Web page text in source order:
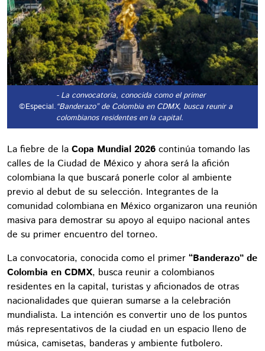
©Especial.
- La convocatoria, conocida como el primer
“Banderazo” de Colombia en CDMX, busca reunir a
colombianos residentes en la capital.
La fiebre de la Copa Mundial 2026 continúa tomando las
calles de la Ciudad de México y ahora será la afición
colombiana la que buscará ponerle color al ambiente
previo al debut de su selección. Integrantes de la
comunidad colombiana en México organizaron una reunión
masiva para demostrar su apoyo al equipo nacional antes
de su primer encuentro del torneo.
La convocatoria, conocida como el primer “Banderazo” de
Colombia en CDMX, busca reunir a colombianos
residentes en la capital, turistas y aficionados de otras
nacionalidades que quieran sumarse a la celebración
mundialista. La intención es convertir uno de los puntos
más representativos de la ciudad en un espacio lleno de
música, camisetas, banderas y ambiente futbolero.